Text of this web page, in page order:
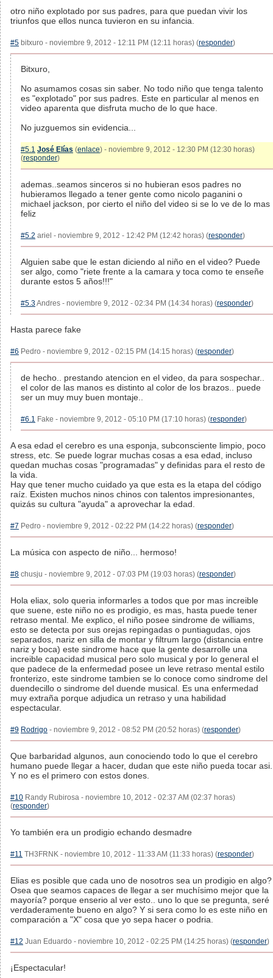
otro niño explotado por sus padres, para que puedan vivir los
triunfos que ellos nunca tuvieron en su infancia.
#5 bitxuro - noviembre 9, 2012 - 12:11 PM (12:11 horas) (responder)
Bitxuro,
No asumamos cosas sin saber. No todo niño que tenga talento
es "explotado" por sus padres. Este en particular al menos en
video aparenta que disfruta mucho de lo que hace.
No juzguemos sin evidencia...
#5.1 José Elías (enlace) - noviembre 9, 2012 - 12:30 PM (12:30 horas)
(responder)
ademas..seamos sinceros si no hubieran esos padres no
hubieramos llegado a tener gente como nicolo paganini o
michael jackson, por cierto el niño del video si se lo ve de lo mas
feliz
#5.2 ariel - noviembre 9, 2012 - 12:42 PM (12:42 horas) (responder)
Alguien sabe que le estan diciendo al niño en el video? Puede
ser algo, como "riete frente a la camara y toca como te enseñe
durante estos 5 años!!!"
#5.3Andres - noviembre 9, 2012 - 02:34 PM (14:34 horas) (responder)
Hasta parece fake
#6 Pedro - noviembre 9, 2012 - 02:15 PM (14:15 horas) (responder)
de hecho.. prestando atencion en el video, da para sospechar..
el color de las manos es distinto al color de los brazos.. puede
ser un muy muy buen montaje..
#6.1 Fake - noviembre 9, 2012 - 05:10 PM (17:10 horas) (responder)
A esa edad el cerebro es una esponja, subconsciente limpio, poco
stress, etc. Se puede lograr muchas cosas a esa edad, incluso
quedan muchas cosas "programadas" y definidas para el resto de
la vida.
Hay que tener mucho cuidado ya que esta es la etapa del código
raíz. Existen muchos ninos chinos con talentos impresionantes,
quizás su cultura "ayuda" a aprovechar la edad.
#7 Pedro - noviembre 9, 2012 - 02:22 PM (14:22 horas) (responder)
La música con aspecto de niño... hermoso!
#8 chusju - noviembre 9, 2012 - 07:03 PM (19:03 horas) (responder)
Hola eliax, solo queria informarles a todos que por mas increible
que suene, este niño no es prodigio, es mas, hasta puede tener
retraso mental. Me explico, el niño posee sindrome de williams,
esto se detecta por sus orejas repingadas o puntiagudas, ojos
separados, nariz en silla de montar y filtrum largo (distancia entre
nariz y boca) este sindrome hace que la gente desarrolle una
increible capacidad musical pero solo musical y por lo general el
que padece de la enfermedad posee un leve retraso mental estilo
fronterizo, este sindrome tambien se lo conoce como sindrome del
duendecillo o sindrome del duende musical. Es una enfermedad
muy extraña porque adjudica un retraso y una habilidad
espectacular.
#9 Rodrigo - noviembre 9, 2012 - 08:52 PM (20:52 horas) (responder)
Que barbaridad algunos, aun conociendo todo lo que el cerebro
humano puede llegar a hacer, dudan que este niño pueda tocar asi.
Y no es el primero con estos dones.
#10 Randy Rubirosa - noviembre 10, 2012 - 02:37 AM (02:37 horas)
(responder)
Yo también era un prodigio echando desmadre
#11 TH3FRNK - noviembre 10, 2012 - 11:33 AM (11:33 horas) (responder)
Elias es posible que cada uno de nosotros sea un prodigio en algo?
Osea que seamos capaces de llegar a ser muchísimo mejor que la
mayoría? porque enserio al ver esto.. uno lo que se pregunta, seré
verdaderamente bueno en algo? Y si sera como lo es este niño en
comparación a "X" cosa que yo sepa hacer o podria.
#12 Juan Eduardo - noviembre 10, 2012 - 02:25 PM (14:25 horas) (responder)
¡Espectacular!